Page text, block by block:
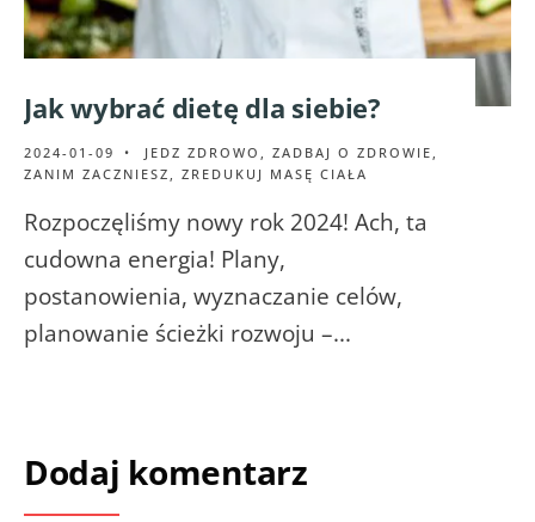
Jak wybrać dietę dla siebie?
2024-01-09 • JEDZ ZDROWO , ZADBAJ O ZDROWIE ,
ZANIM ZACZNIESZ , ZREDUKUJ MASĘ CIAŁA
Rozpoczęliśmy nowy rok 2024! Ach, ta
cudowna energia! Plany,
postanowienia, wyznaczanie celów,
planowanie ścieżki rozwoju –...
Dodaj komentarz